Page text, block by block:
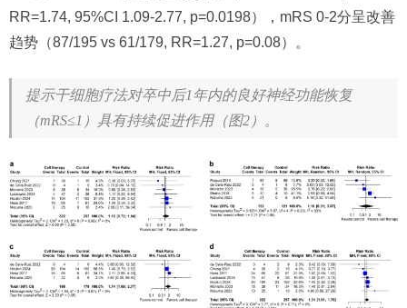
RR=1.74, 95%CI 1.09-2.77, p=0.0198），mRS 0-2分呈改善
趋势（87/195 vs 61/179, RR=1.27, p=0.08）。
提示干细胞疗法对卒中后1年内的良好神经功能恢复
（mRS≤1）具有持续促进作用（图2）。